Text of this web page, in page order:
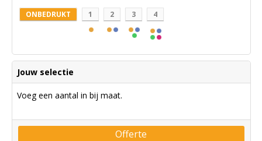
ONBEDRUKT 1 2 3 4
Jouw selectie
Voeg een aantal in bij maat.
Offerte